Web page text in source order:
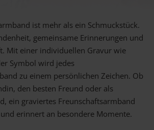
Gutscheine
Fragen
Schmuck Ratgeber
ist mehr als ein Schmuckstück.
gemeinsame Erinnerungen und
Mit einer individuellen Gravur wie
Symbol wird jedes
zu einem persönlichen Zeichen. Ob
den besten Freund oder als
ein graviertes Freunschaftsarmband
erinnert an besondere Momente.